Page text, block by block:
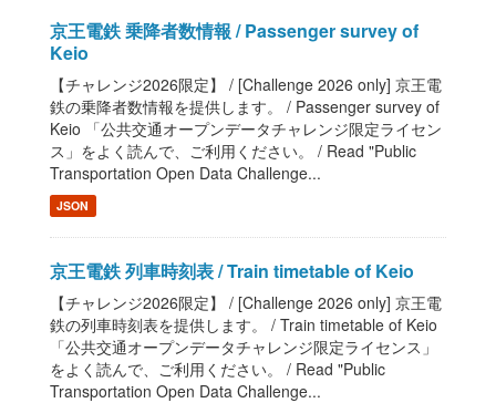
京王電鉄 乗降者数情報 / Passenger survey of
Keio
【チャレンジ2026限定】 / [Challenge 2026 only] 京王電
鉄の乗降者数情報を提供します。 / Passenger survey of
Keio 「公共交通オープンデータチャレンジ限定ライセン
ス」をよく読んで、ご利用ください。 / Read "Public
Transportation Open Data Challenge...
JSON
京王電鉄 列車時刻表 / Train timetable of Keio
【チャレンジ2026限定】 / [Challenge 2026 only] 京王電
鉄の列車時刻表を提供します。 / Train timetable of Keio
「公共交通オープンデータチャレンジ限定ライセンス」
をよく読んで、ご利用ください。 / Read "Public
Transportation Open Data Challenge...